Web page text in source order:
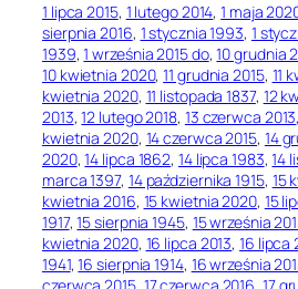
1 lipca 2015, 1 lutego 2014, 1 maja
sierpnia 2016, 1 stycznia 1993, 1
1939, 1 września 2015 do, 10 grudnia
10 kwietnia 2020, 11 grudnia 2015, 11
kwietnia 2020, 11 listopada 1837, 12
2013, 12 lutego 2018, 13 czerwca 2013
kwietnia 2020, 14 czerwca 2015, 14
2020, 14 lipca 1862, 14 lipca 1983, 14
marca 1397, 14 października 1915, 15
kwietnia 2016, 15 kwietnia 2020, 15
1917, 15 sierpnia 1945, 15 września
kwietnia 2020, 16 lipca 2013, 16 lipca
1941, 16 sierpnia 1914, 16 września